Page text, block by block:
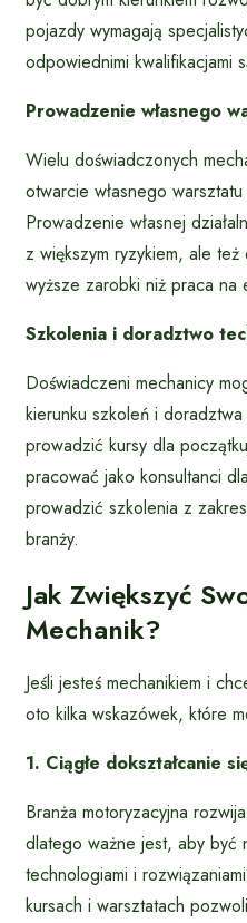
pojazdy wymagają
odpowiednimi kwalifikacjami
Prowadzenie własnego
Wielu doświadczonych
otwarcie własnego
Prowadzenie własnej
z większym ryzykiem, ale
wyższe zarobki niż praca na
Szkolenia i doradztwo
Doświadczeni mechanicy
kierunku szkoleń i
prowadzić kursy dla
pracować jako konsultanci
prowadzić szkolenia z
branży.
Jak Zwiększyć
Mechanik?
Jeśli jesteś mechanikiem i
oto kilka wskazówek, które
1. Ciągłe dokształcanie
Branża motoryzacyjna
dlatego ważne jest, aby być
technologiami i
kursach i warsztatach